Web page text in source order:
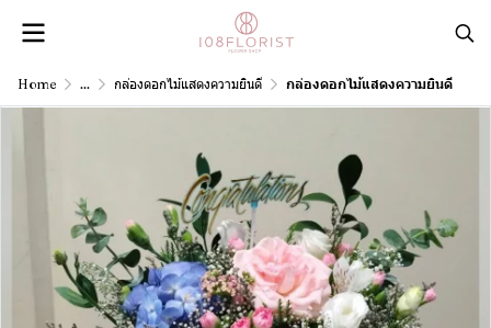
Home ... กล่องดอกไม้แสดงความยินดี กล่องดอกไม้แสดงความยินดี